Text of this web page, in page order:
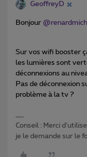
GeoffreyD
Bonjour
Sur vos wifi booster
les lumières sont
déconnexions au
Pas de déconnexion
problème à la tv ?
Conseil : Merci
je le demande sur le